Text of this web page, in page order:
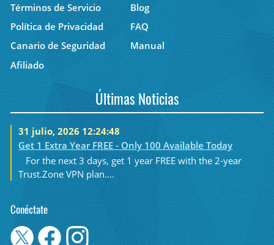
Términos de Servicio
Blog
Política de Privacidad
FAQ
Canario de Seguridad
Manual
Afiliado
Últimas Noticias
31 julio, 2026 12:24:48
Get 1 Extra Year FREE - Only 100 Available Today
For the next 3 days, get 1 year FREE with the 2-year
Trust.Zone VPN plan....
Conéctate